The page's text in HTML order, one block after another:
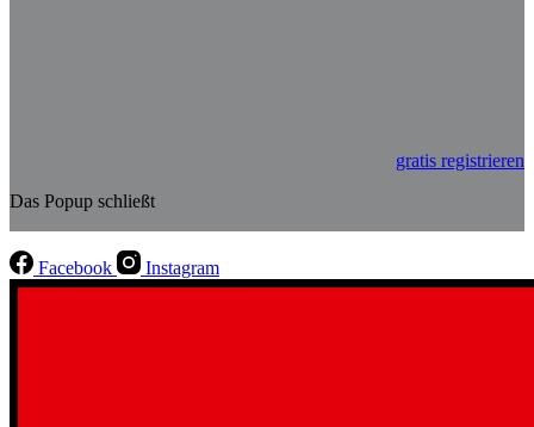
gratis registrieren
Das Popup schließt
Facebook Instagram